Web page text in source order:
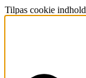
Tilpas cookie indhold